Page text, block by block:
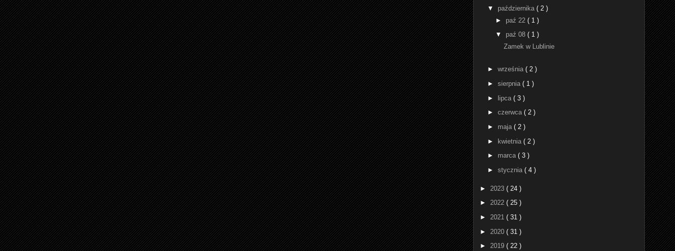
▼ października( 2 )
► paź 22 ( 1 )
▼ paź 08 ( 1 )
Zamek w Lublinie
►września( 2 )
►sierpnia( 1 )
► lipca( 3 )
►czerwca( 2 )
► maja( 2 )
► kwietnia( 2 )
► marca( 3 )
►stycznia( 4 )
► 2023 ( 24 )
► 2022 ( 25 )
► 2021 ( 31 )
► 2020 ( 31 )
► 2019 ( 22 )